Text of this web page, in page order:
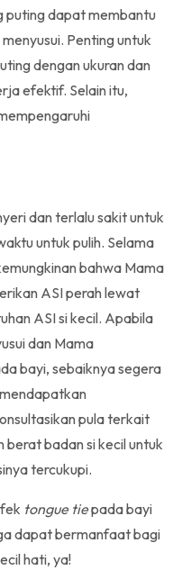
puting dapat membantu
Penting untuk
dengan ukuran dan
efektif. Selain itu,
dan terlalu sakit untuk
untuk pulih. Selama
bahwa Mama
ASI perah lewat
ASI si kecil. Apabila
dan Mama
bayi, sebaiknya segera
pula terkait
badan si kecil untuk
tercukupi.
tongue tiepada bayi
dapat bermanfaat bagi
hati, ya!